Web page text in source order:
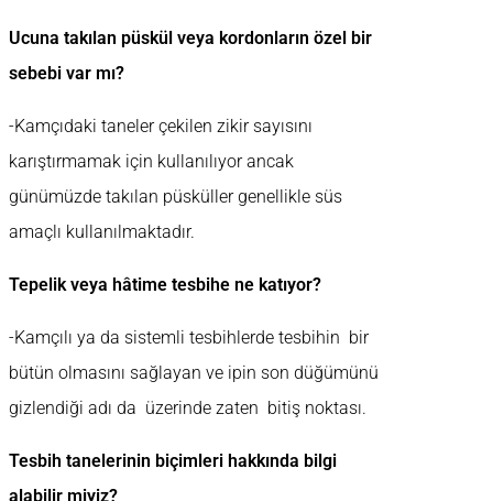
Ucuna takılan püskül veya kordonların özel bir
sebebi var mı?
-Kamçıdaki taneler çekilen zikir sayısını
karıştırmamak için kullanılıyor ancak
günümüzde takılan püsküller genellikle süs
amaçlı kullanılmaktadır.
Tepelik veya hâtime tesbihe ne katıyor?
-Kamçılı ya da sistemli tesbihlerde tesbihin bir
bütün olmasını sağlayan ve ipin son düğümünü
gizlendiği adı da üzerinde zaten bitiş noktası.
Tesbih tanelerinin biçimleri hakkında bilgi
alabilir miyiz?